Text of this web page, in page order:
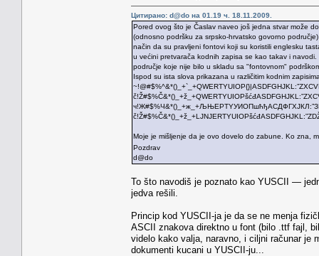
Цитирано: d@do на 01.19 ч. 18.11.2009.
Pored ovog što je Časlav naveo još jedna stvar može
(odnosno podršku za srpsko-hrvatsko govorno
način da su pravljeni fontovi koji su koristili englesku
u većini pretvarača kodnih zapisa se kao takav i
područje koje nije bilo u skladu sa "fontovnom"
Ispod su ista slova prikazana u različitim kodnim
Moje je mišljenje da je ovo dovelo do zabune. Ko zna,
Pozdrav
d@do
To što navodiš je poznato kao YUSCII —
jedva rešili.
Princip kod YUSCII-ja je da se ne menja
ASCII znakova direktno u font (bilo .ttf fajl,
videlo kako valja, naravno, i ciljni računar je
dokumenti kucani u YUSCII-ju...